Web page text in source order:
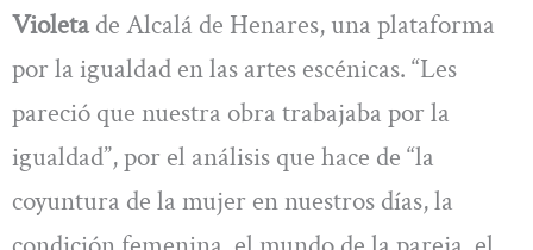
Violetade Alcalá de Henares, una plataforma
por la igualdad en las artes escénicas. “Les
pareció que nuestra obra trabajaba por la
igualdad”, por el análisis que hace de “la
coyuntura de la mujer en nuestros días, la